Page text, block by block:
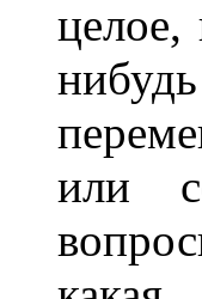
целое,
или